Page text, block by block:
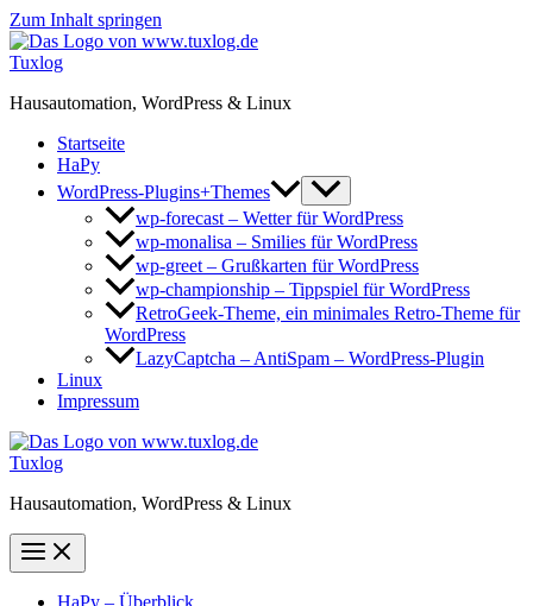
Zum Inhalt springen
Tuxlog
Hausautomation, WordPress & Linux
Startseite
HaPy
WordPress-Plugins+Themes
wp-forecast – Wetter für WordPress
wp-monalisa – Smilies für WordPress
wp-greet – Grußkarten für WordPress
wp-championship – Tippspiel für WordPress
RetroGeek-Theme, ein minimales Retro-Theme für
WordPress
LazyCaptcha – AntiSpam – WordPress-Plugin
Linux
Impressum
Tuxlog
Hausautomation, WordPress & Linux